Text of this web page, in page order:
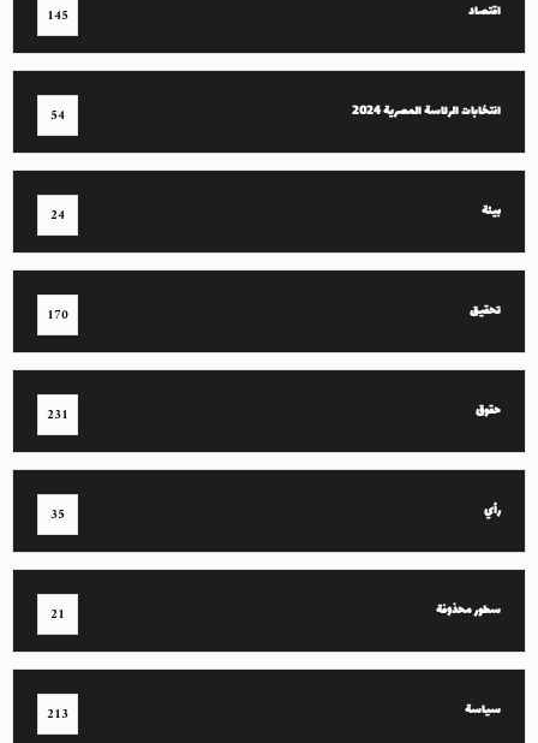
اقتصاد 145
انتخابات الرئاسة المصرية 2024 54
بيئة 24
تحقيق 170
حقوق 231
رأي 35
سطور محذوفة 21
سياسة 213